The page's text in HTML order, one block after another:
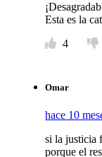
Esta es la
4
Omar
hace 10
si la justicia
porque el